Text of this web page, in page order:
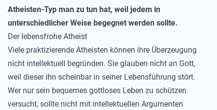
Atheisten-Typ man zu tun hat, weil jedem in
unterschiedlicher Weise begegnet werden sollte.
Der lebensfrohe Atheist
Viele praktizierende Atheisten können ihre Überzeugung
nicht intellektuell begründen. Sie glauben nicht an Gott,
weil dieser ihn scheinbar in seiner Lebensführung stört.
Wer nur sein bequemes gottloses Leben zu schützen
versucht, sollte nicht mit intellektuellen Argumenten